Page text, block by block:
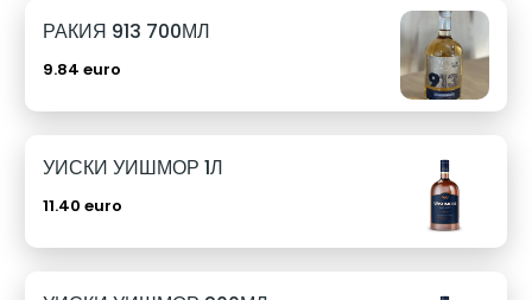
РАКИЯ 913 700МЛ
9.84 euro
УИСКИ УИШМОР 1Л
11.40 euro